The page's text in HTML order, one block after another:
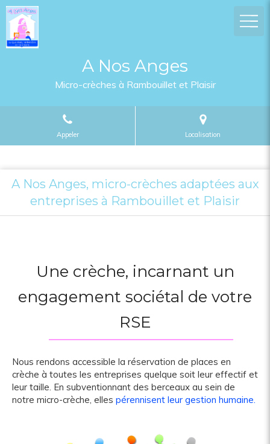
A Nos Anges
Micro-crèches à Rambouillet et Plaisir
Appeler Localisation
A Nos Anges, micro-crèches adaptées aux
entreprises à Rambouillet et Plaisir
Une crèche, incarnant un
engagement sociétal de votre
RSE
Nous rendons accessible la réservation de places en
crèche à toutes les entreprises quelque soit leur effectif et
leur taille. En subventionnant des berceaux au sein de
notre micro-crèche, elles pérennisent leur gestion humaine.